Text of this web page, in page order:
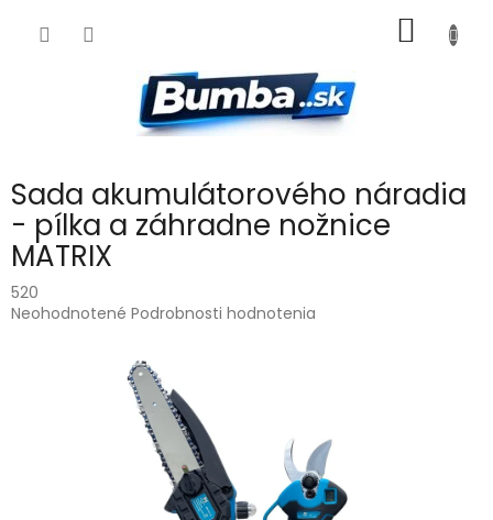
KOŠÍK
Sada akumulátorového náradia
- pílka a záhradne nožnice
MATRIX
520
Priemerné
Neohodnotené Podrobnosti hodnotenia